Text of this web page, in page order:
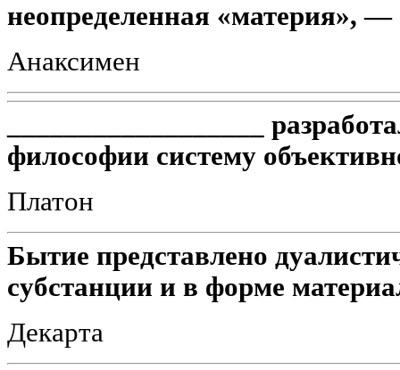
неопределенная «материя», —
Анаксимен
__________________
философии систему
Платон
Бытие представлено
субстанции и в форме
Декарта